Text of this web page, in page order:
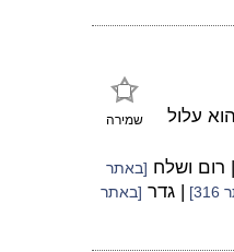
שמירה
עלול
| רום ושלח [באתר
| גדר [באתר